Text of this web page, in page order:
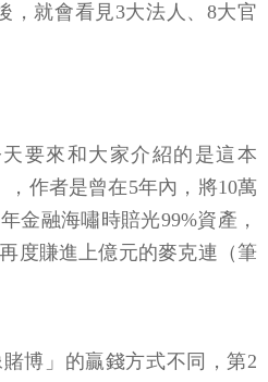
，就會看見3大法人、8大官
要來和大家介紹的是這本
，作者是曾在5年內，將10萬
金融海嘯時賠光99%資產，
度賺進上億元的麥克連（筆
博」的贏錢方式不同，第2